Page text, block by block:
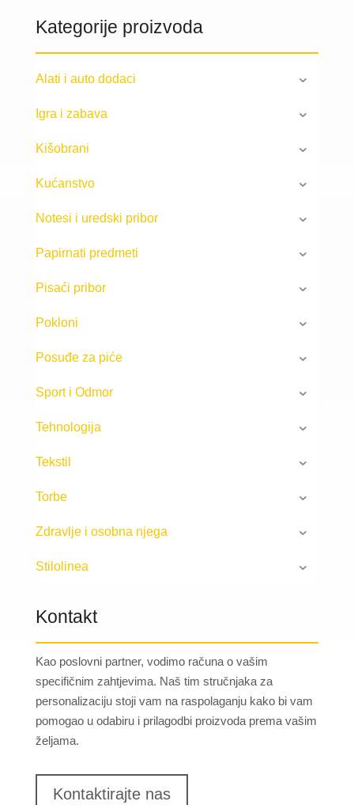
Kategorije proizvoda
Alati i auto dodaci
Igra i zabava
Kišobrani
Kućanstvo
Notesi i uredski pribor
Papirnati predmeti
Pisaći pribor
Pokloni
Posuđe za piće
Sport i Odmor
Tehnologija
Tekstil
Torbe
Zdravlje i osobna njega
Stilolinea
Kontakt
Kao poslovni partner, vodimo računa o vašim
specifičnim zahtjevima. Naš tim stručnjaka za
personalizaciju stoji vam na raspolaganju kako bi vam
pomogao u odabiru i prilagodbi proizvoda prema vašim
željama.
Kontaktirajte nas